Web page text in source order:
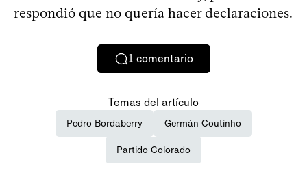
respondió que no quería hacer declaraciones.
1 comentario
Temas del artículo
Pedro Bordaberry Germán Coutinho
Partido Colorado